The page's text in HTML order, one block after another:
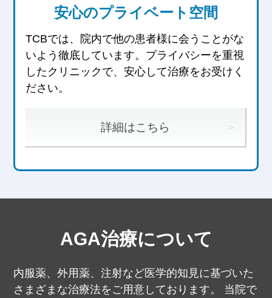
安心のプライベート空間
TCBでは、院内で他の患者様に会うことがな
いよう徹底しています。 プライバシーを重視
したクリニックで、安心して治療をお受けく
ださい。
詳細はこちら
AGA治療について
内服薬、外用薬、注射など医学的知見に基づいた
さまざまな治療法をご用意しております。
当院で